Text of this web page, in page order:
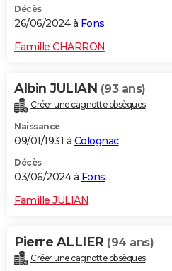
Décès
26/06/2024 à Fons
Famille CHARRON
Albin JULIAN (93 ans)
Créer une cagnotte obsèques
Naissance
09/01/1931 à Colognac
Décès
03/06/2024 à Fons
Famille JULIAN
Pierre ALLIER (94 ans)
Créer une cagnotte obsèques